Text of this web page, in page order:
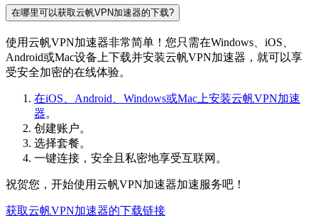
在哪里可以获取云帆VPN加速器的下载?
使用云帆VPN加速器非常简单！您只需在Windows、iOS、
Android或Mac设备上下载并安装云帆VPN加速器，就可以享
受安全加密的在线体验。
在iOS、Android、Windows或Mac上安装云帆VPN加速
器。
创建账户。
选择套餐。
一键连接，安全且私密地享受互联网。
祝贺您，开始使用云帆VPN加速器加速服务吧！
获取云帆VPN加速器的下载链接